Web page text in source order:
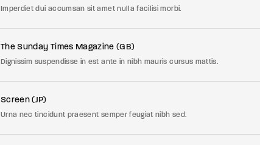
Imperdiet dui accumsan sit amet nulla facilisi morbi.
The Sunday Times Magazine (GB)
Dignissim suspendisse in est ante in nibh mauris cursus mattis.
Screen (JP)
Urna nec tincidunt praesent semper feugiat nibh sed.